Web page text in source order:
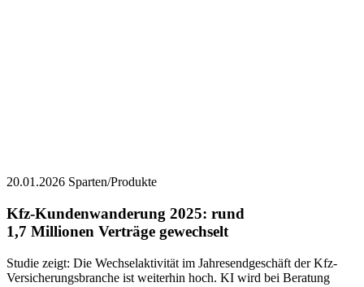
20.01.2026 Sparten/Produkte
Kfz-Kundenwanderung 2025: ­rund
1,7 Millionen Verträge gewechselt
Studie zeigt: Die Wechselaktivität im Jahresendgeschäft der Kfz-
Versicherungsbranche ist weiterhin hoch. KI wird bei Beratung